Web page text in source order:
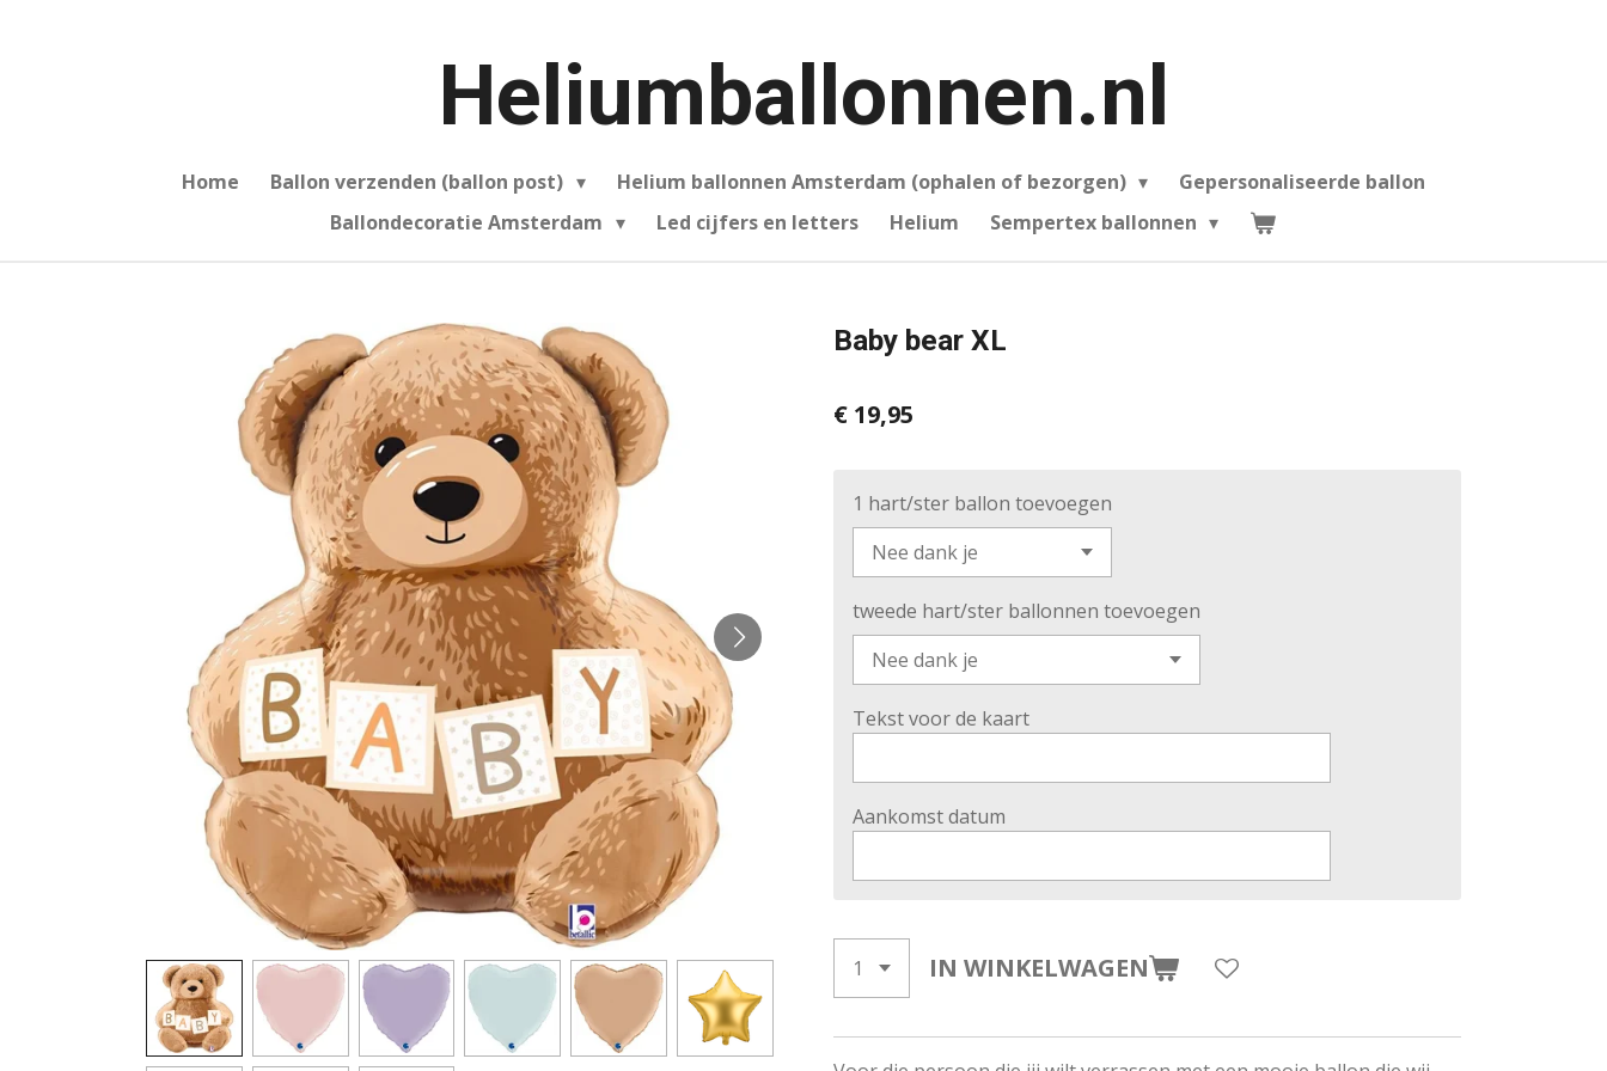
Heliumballonnen.nl
Home Ballon verzenden (ballon post) Helium ballonnen Amsterdam (ophalen of bezorgen)
Gepersonaliseerde ballon
Ballondecoratie Amsterdam
Led cijfers en letters Helium Sempertex ballonnen
Baby bear XL
€ 19,95
1 hart/ster ballon toevoegen
tweede hart/ster ballonnen toevoegen
Tekst voor de kaart
Aankomst datum
IN WINKELWAGEN